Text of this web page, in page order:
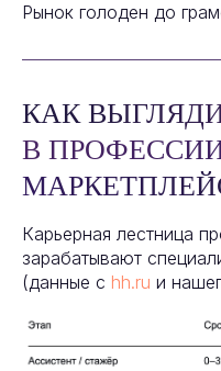
Рынок голоден до
КАК
В
Карьерная лестница
зарабатывают
(данные с hh.ru и